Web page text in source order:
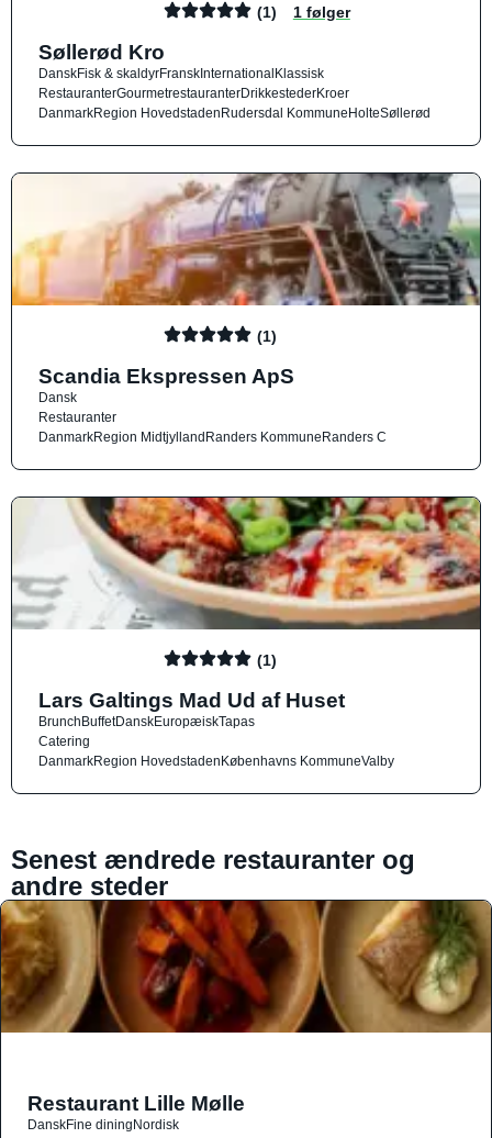
(1) 1 følger
Søllerød Kro
DanskFisk & skaldyrFranskInternationalKlassisk
RestauranterGourmetrestauranterDrikkestederKroer
DanmarkRegion HovedstadenRudersdal KommuneHolteSøllerød
(1)
Scandia Ekspressen ApS
Dansk
Restauranter
DanmarkRegion MidtjyllandRanders KommuneRanders C
(1)
Lars Galtings Mad Ud af Huset
BrunchBuffetDanskEuropæiskTapas
Catering
DanmarkRegion HovedstadenKøbenhavns KommuneValby
Senest ændrede restauranter og
andre steder
Restaurant Lille Mølle
DanskFine diningNordisk